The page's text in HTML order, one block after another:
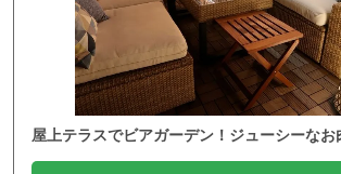
屋上テラスでビアガーデン！ジューシーなお